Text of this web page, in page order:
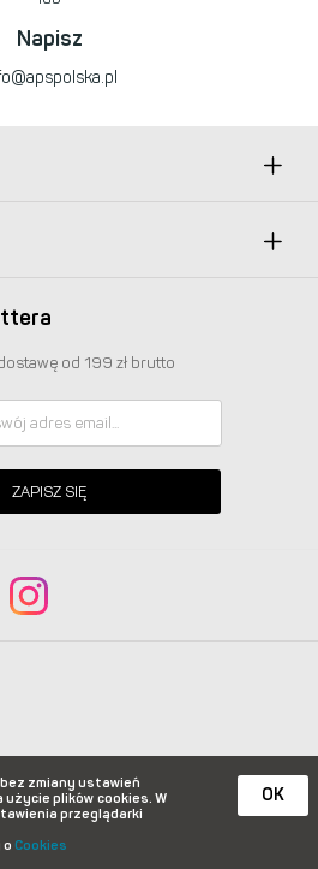
zmiany ustawień
użycie plików cookies. W
przeglądarki
o Cookies
OK
Napisz
od 199 zł brutto
ZAPISZ SIĘ
prawa zastrzeżone.
+48 668 233 574| +48 22 851 92 22